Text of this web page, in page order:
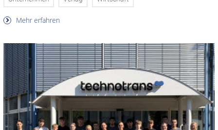
Mehr erfahren